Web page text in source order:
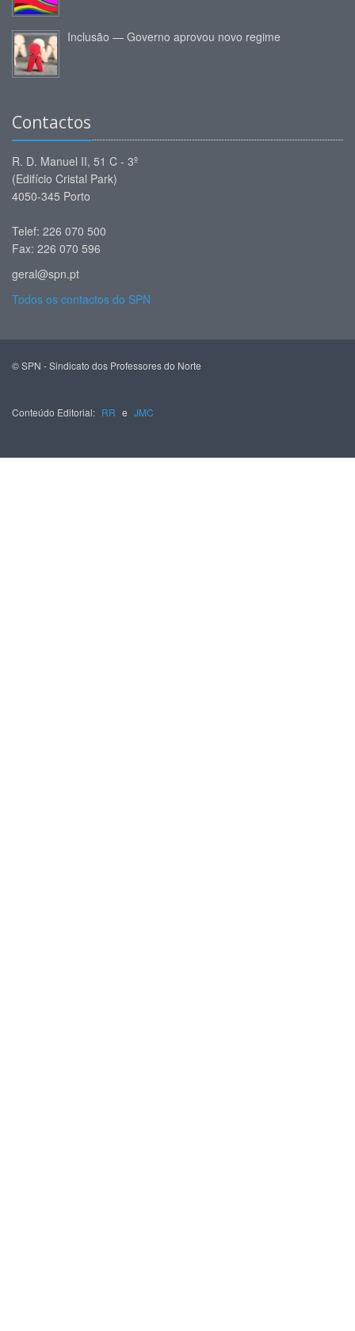
Inclusão — Governo aprovou novo regime
Contactos
R. D. Manuel II, 51 C - 3º
(Edifício Cristal Park)
4050-345 Porto
Telef: 226 070 500
Fax: 226 070 596
geral@spn.pt
Todos os contactos do SPN
© SPN - Sindicato dos Professores do Norte
Conteúdo Editorial: RR e JMC